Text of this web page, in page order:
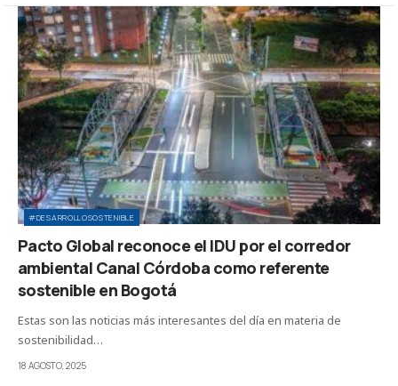
#DESARROLLOSOSTENIBLE
Pacto Global reconoce el IDU por el corredor
ambiental Canal Córdoba como referente
sostenible en Bogotá
Estas son las noticias más interesantes del día en materia de
sostenibilidad…
18 AGOSTO, 2025